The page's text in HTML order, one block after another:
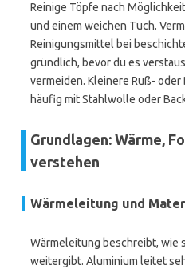
Reinige Töpfe nach
und einem weichen Tuch.
Reinigungsmittel bei
gründlich, bevor du es
vermeiden. Kleinere Ruß-
häufig mit Stahlwolle oder
Grundlagen: Wärme,
verstehen
Wärmeleitung und
Wärmeleitung beschreibt, wie
weitergibt. Aluminium leitet